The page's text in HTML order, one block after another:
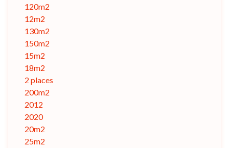
120m2
12m2
130m2
150m2
15m2
18m2
2 places
200m2
2012
2020
20m2
25m2